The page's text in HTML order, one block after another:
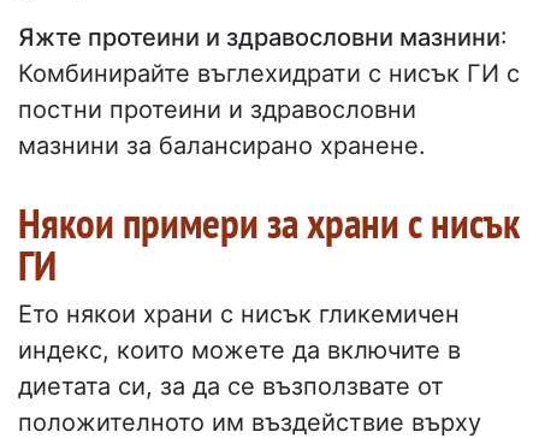
Яжте протеини и здравословни мазнини:
Комбинирайте въглехидрати с нисък ГИ с
постни протеини и здравословни
мазнини за балансирано хранене.
Някои примери за храни с нисък
ГИ
Ето някои храни с нисък гликемичен
индекс, които можете да включите в
диетата си, за да се възползвате от
положителното им въздействие върху